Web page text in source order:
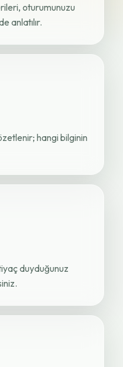
oturumunuzu
anlatılır.
hangi bilginin
duyduğunuz